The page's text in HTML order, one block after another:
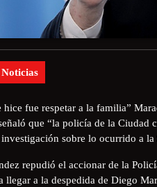
Noticias
hice fue respetar a la familia”
que “la policía de la
sobre lo ocurrido a la
repudió el accionar de la
llegar a la despedida de Diego